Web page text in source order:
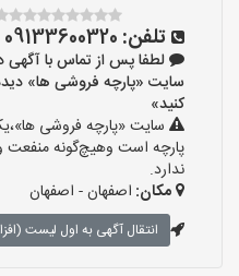
تلفن: 09133600320
لطفا پس از تماس با آگهی
کنید»
سایت «پارچه فروشی
پارچه است وهیچ‌گونه منفعت
ندارد.
مکان: اصفهان - اصفهان
انتقال آگهی به اول لیست